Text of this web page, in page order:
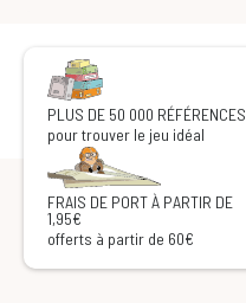
PLUS DE 50 000 RÉFÉRENCES
pour trouver le jeu idéal
FRAIS DE PORT À PARTIR DE
1,95€
offerts à partir de 60€